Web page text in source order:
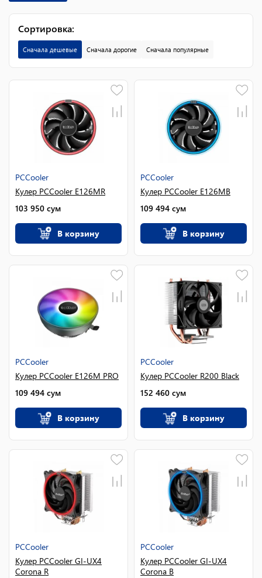
Сортировка:
Сначала дешевые Сначала дорогие Сначала популярные
PCCooler
Кулер PCCooler E126MR
103 950 сум
В корзину
PCCooler
Кулер PCCooler E126MB
109 494 сум
В корзину
PCCooler
Кулер PCCooler E126M PRO
109 494 сум
В корзину
PCCooler
Кулер PCCooler R200 Black
152 460 сум
В корзину
PCCooler
Кулер PCCooler GI-UX4
Corona R
PCCooler
Кулер PCCooler GI-UX4
Corona B